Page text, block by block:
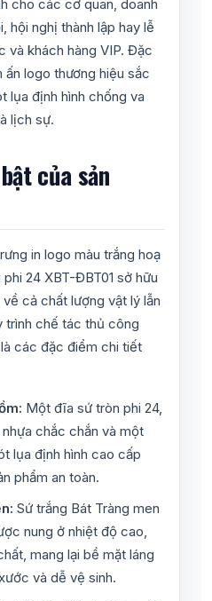
cho các cơ quan, doanh
hội nghị thành lập hay lễ
và khách hàng VIP. Đặc
ấn logo thương hiệu sắc
lụa định hình chống va
lịch sự.
của sản
in logo màu trắng hoạ
24 XBT-ĐBT01 sở hữu
cả chất lượng vật lý lẫn
trình chế tác thủ công
các đặc điểm chi tiết
Một đĩa sứ tròn phi 24,
chắc chắn và một
lụa định hình cao cấp
phẩm an toàn.
Sứ trắng Bát Tràng men
nung ở nhiệt độ cao,
mang lại bề mặt láng
và dễ vệ sinh.